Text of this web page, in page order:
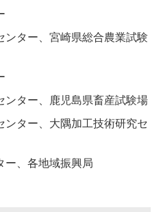
ンター、宮崎県総合農業試験
ンター、鹿児島県畜産試験場
ンター、大隅加工技術研究セ
ー、各地域振興局